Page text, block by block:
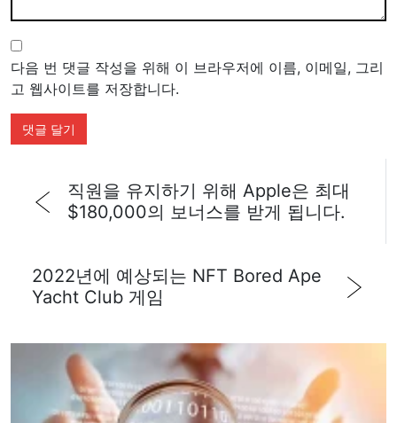
다음 번 댓글 작성을 위해 이 브라우저에 이름, 이메일, 그리
고 웹사이트를 저장합니다.
직원을 유지하기 위해 Apple은 최대
$180,000의 보너스를 받게 됩니다.
2022년에 예상되는 NFT Bored Ape
Yacht Club 게임